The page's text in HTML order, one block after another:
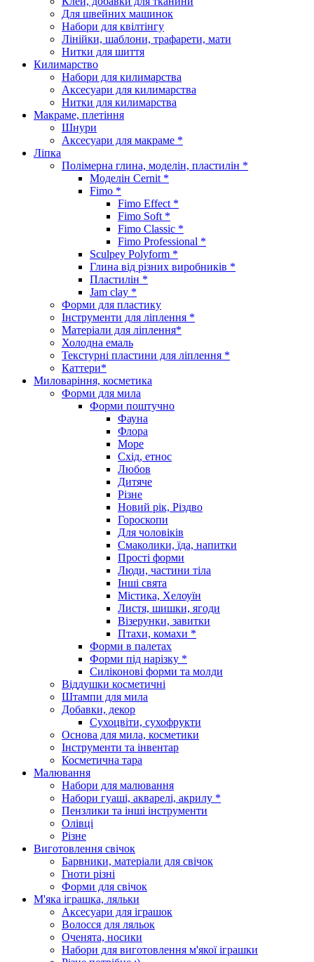
Для швейних машинок
Набори для квілтінгу
Лінійки, шаблони, трафарети, мати
Нитки для шиття
Килимарство
Набори для килимарства
Аксесуари для килимарства
Нитки для килимарства
Макраме, плетіння
Шнури
Аксесуари для макраме *
Ліпка
Полімерна глина, моделін, пластилін *
Моделін Cernit *
Fimo *
Fimo Effect *
Fimo Soft *
Fimo Classic *
Fimo Professional *
Sculpey Polyform *
Глина від різних виробників *
Пластилін *
Jam clay *
Форми для пластику
Інструменти для ліплення *
Матеріали для ліплення*
Холодна емаль
Текстурні пластини для ліплення *
Каттери*
Миловаріння, косметика
Форми для мила
Форми поштучно
Фауна
Флора
Море
Схід, етнос
Любов
Дитяче
Різне
Новий рік, Різдво
Гороскопи
Для чоловіків
Смаколики, їда, напитки
Прості форми
Люди, частини тіла
Інші свята
Містика, Хелоуїн
Листя, шишки, ягоди
Візерунки, завитки
Птахи, комахи *
Форми в палетах
Форми під нарізку *
Силіконові форми та молди
Віддушки косметичні
Штампи для мила
Добавки, декор
Сухоцвіти, сухофрукти
Основа для мила, косметики
Інструменти та інвентар
Косметична тара
Малювання
Набори для малювання
Набори гуаші, акварелі, акрилу *
Пензлики та інші інструменти
Олівці
Різне
Виготовлення свічок
Барвники, матеріали для свічок
Гноти різні
Форми для свічок
М'яка іграшка, ляльки
Аксесуари для іграшок
Волосся для ляльок
Оченята, носики
Набори для виготовлення м'якої іграшки